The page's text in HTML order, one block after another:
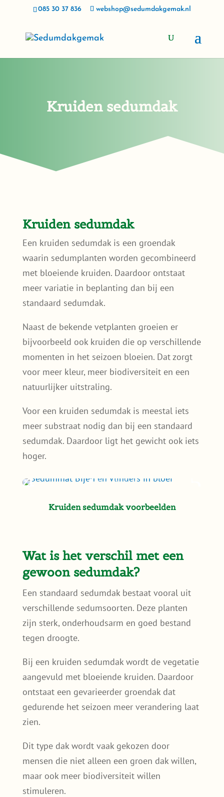
085 30 37 836 webshop@sedumdakgemak.nl
Kruiden sedumdak
Kruiden sedumdak
Een kruiden sedumdak is een groendak
waarin sedumplanten worden gecombineerd
met bloeiende kruiden. Daardoor ontstaat
meer variatie in beplanting dan bij een
standaard sedumdak.
Naast de bekende vetplanten groeien er
bijvoorbeeld ook kruiden die op verschillende
momenten in het seizoen bloeien. Dat zorgt
voor meer kleur, meer biodiversiteit en een
natuurlijker uitstraling.
Voor een kruiden sedumdak is meestal iets
meer substraat nodig dan bij een standaard
sedumdak. Daardoor ligt het gewicht ook iets
hoger.
Kruiden sedumdak voorbeelden
Wat is het verschil met een
gewoon sedumdak?
Een standaard sedumdak bestaat vooral uit
verschillende sedumsoorten. Deze planten
zijn sterk, onderhoudsarm en goed bestand
tegen droogte.
Bij een kruiden sedumdak wordt de vegetatie
aangevuld met bloeiende kruiden. Daardoor
ontstaat een gevarieerder groendak dat
gedurende het seizoen meer verandering laat
zien.
Dit type dak wordt vaak gekozen door
mensen die niet alleen een groen dak willen,
maar ook meer biodiversiteit willen
stimuleren.